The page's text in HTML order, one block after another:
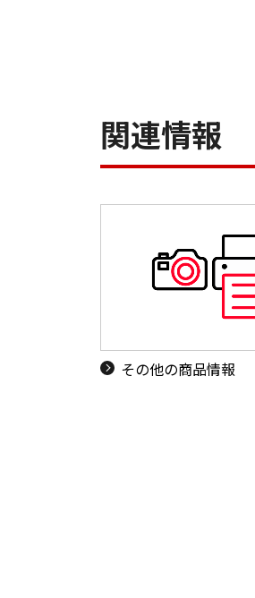
関連情報
その他の商品情報